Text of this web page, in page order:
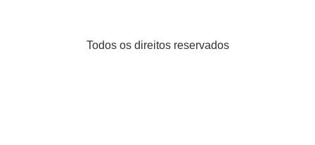
Todos os direitos reservados